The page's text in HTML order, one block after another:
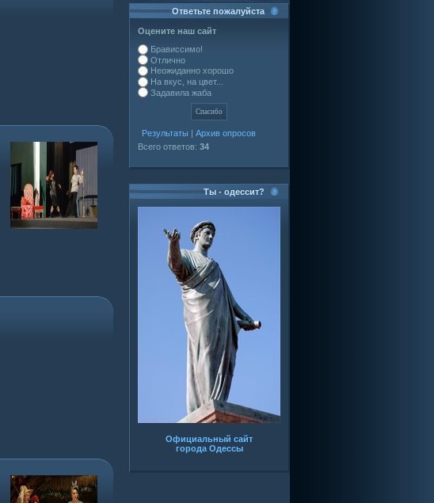
Ответьте пожалуйста
Оцените наш сайт
Брависсимо!
Отлично
Неожиданно хорошо
На вкус, на цвет...
Задавила жаба
Результаты
Архив опросов
Всего ответов: 34
Ты - одессит?
Официальный сайт
города Одессы